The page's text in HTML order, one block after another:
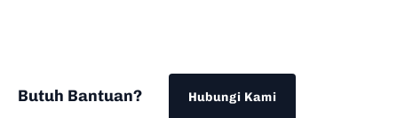
Butuh Bantuan? Hubungi Kami